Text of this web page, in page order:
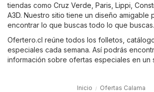
tiendas como Cruz Verde Paris Lippi
A3D. Nuestro sitio tiene un diseño amigable
encontrar lo que buscas todo lo que buscas.
Ofertero.cl reúne todos los folletos,
especiales cada semana. Así podrás
información sobre ofertas especiales en un
Inicio Ofertas Calama